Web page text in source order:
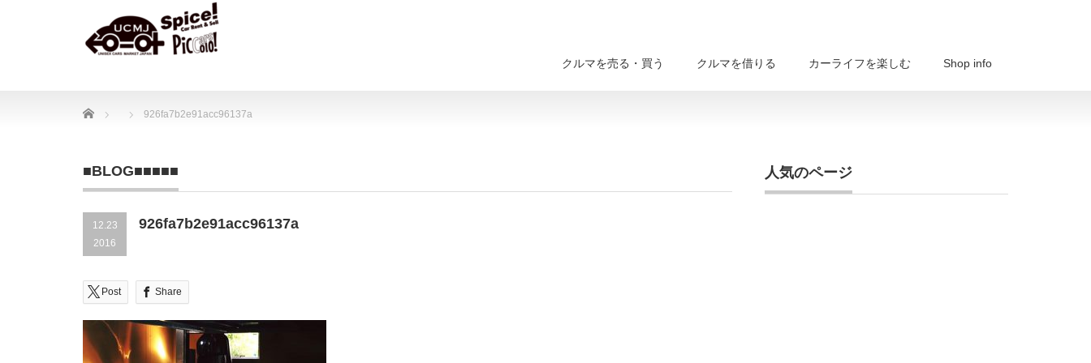
クルマを売る・買う クルマを借りる カーライフを楽しむ Shop info
Home 926fa7b2e91acc96137a
■BLOG■■■■■
12.23
2016
926fa7b2e91acc96137a
Post Share
人気のページ